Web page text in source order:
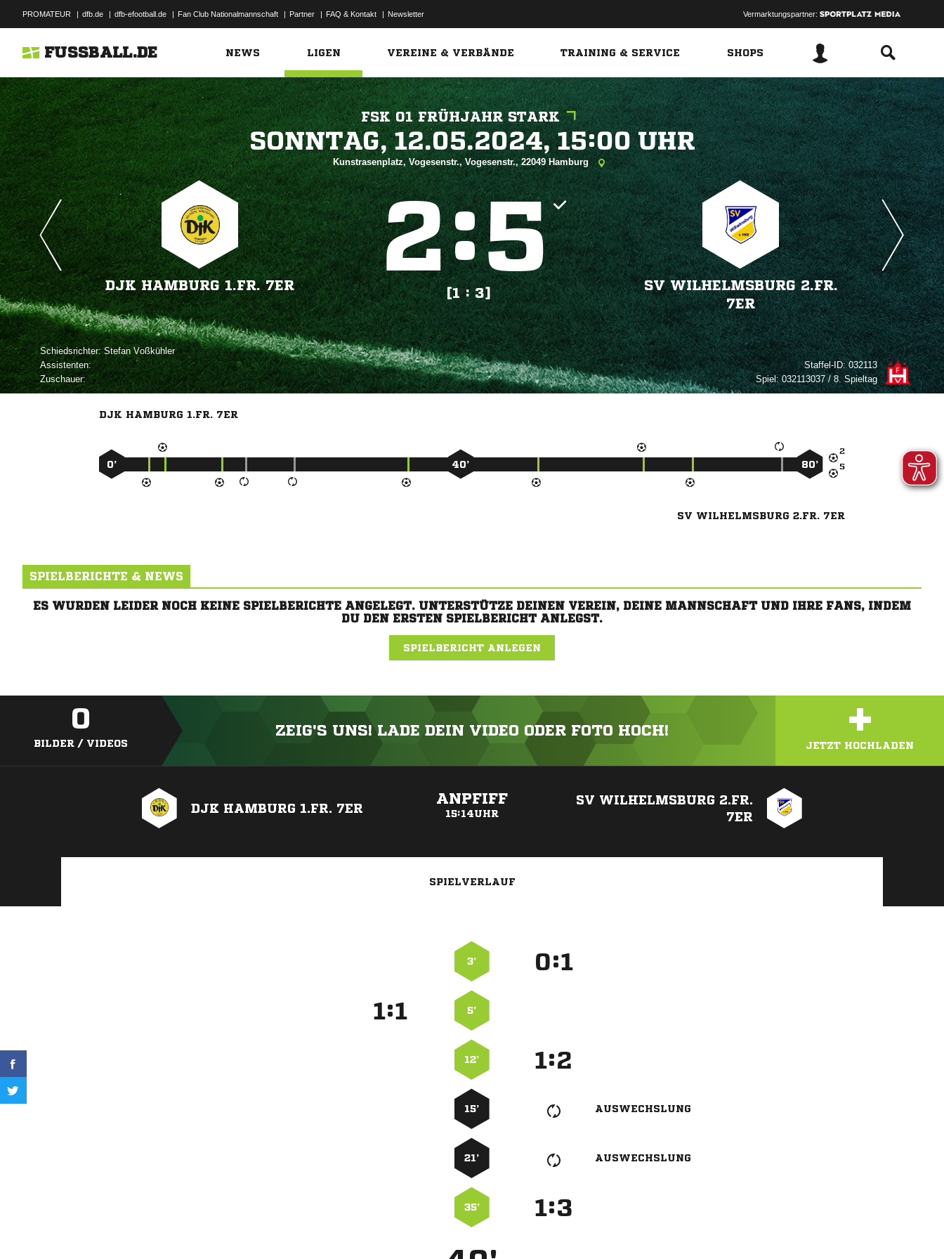
PROMATEUR | dfb.de | dfb-efootball.de | Fan Club Nationalmannschaft | Partner | FAQ & Kontakt | Newsletter Vermarktungspartner:
FUSSBALL.DE NEWS LIGEN VEREINE & VERBÄNDE TRAINING & SERVICE SHOPS
FSK 01 FRÜHJAHR STARK
   
Kunstrasenplatz, Vogesenstr., Vogesenstr., 22049 Hamburg
DJK HAMBURG 1.FR. 7ER
:
[1 : 3]
SV WILHELMSBURG 2.FR.
7ER
Schiedsrichter: 
Assistenten:
Zuschauer:
Staffel-ID:032113
Spiel:032113037 / 8. Spieltag
DJK HAMBURG 1.FR. 7ER


0’ 40’ 80’
SV WILHELMSBURG 2.FR. 7ER
SPIELBERICHTE & NEWS
ES WURDEN LEIDER NOCH KEINE SPIELBERICHTE ANGELEGT. UNTERSTÜTZE DEINEN VEREIN, DEINE MANNSCHAFT UND IHRE FANS, INDEM
DU DEN ERSTEN SPIELBERICHT ANLEGST.
SPIELBERICHT ANLEGEN
0
BILDER / VIDEOS
ZEIG'S UNS! LADE DEIN VIDEO ODER FOTO HOCH! +
JETZT HOCHLADEN
DJK HAMBURG 1.FR. 7ER
ANPFIFF
15:14UHR
SV WILHELMSBURG 2.FR.
7ER
SPIELVERLAUF
3’ :
: 5’
12’ :
15’ AUSWECHSLUNG
21’ AUSWECHSLUNG
35’ :